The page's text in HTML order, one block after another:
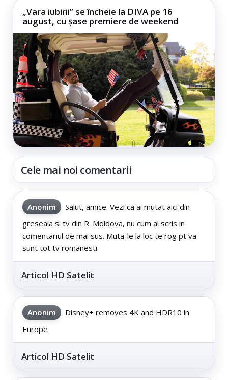
„Vara iubirii” se încheie la DIVA pe 16
august, cu șase premiere de weekend
Cele mai noi comentarii
Anonim
Salut, amice. Vezi ca ai mutat aici din
greseala si tv din R. Moldova, nu cum ai scris in
comentariul de mai sus. Muta-le la loc te rog pt va
sunt tot tv romanesti
Articol HD Satelit
Anonim
Disney+ removes 4K and HDR10 in
Europe
Articol HD Satelit